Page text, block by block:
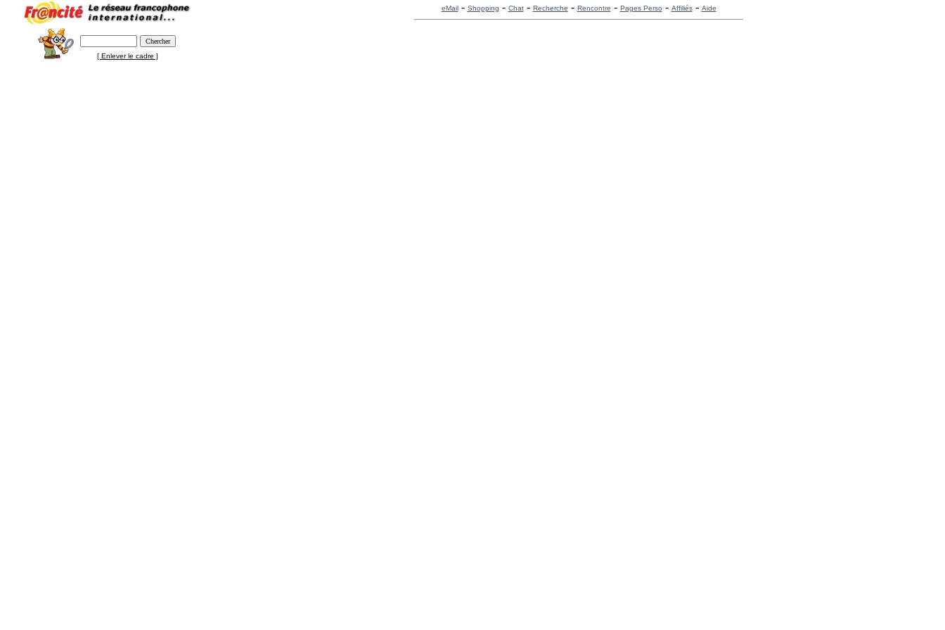
[ Enlever le cadre ]
eMail- Shopping - Chat- Recherche - Rencontre - Pages Perso - Affiliés- Aide